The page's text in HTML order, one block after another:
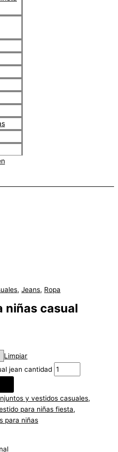
,Jeans, Ropa
niñas casual
Limpiar
jean cantidad
y vestidos casuales,
para niñas fiesta,
para niñas